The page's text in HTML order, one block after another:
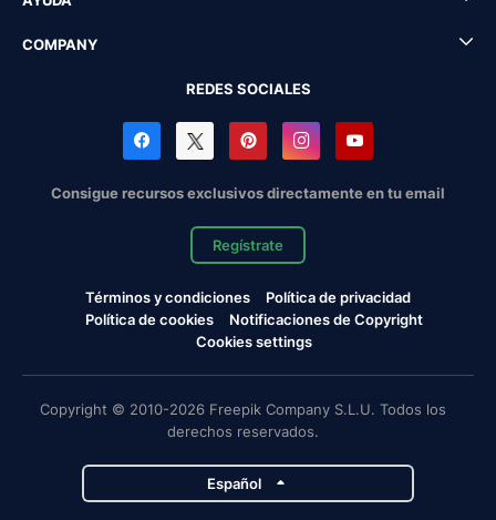
COMPANY
REDES SOCIALES
Consigue recursos exclusivos directamente en tu email
Regístrate
Términos y condiciones
Política de privacidad
Política de cookies
Notificaciones de Copyright
Cookies settings
Copyright © 2010-2026 Freepik Company S.L.U. Todos los
derechos reservados.
Español